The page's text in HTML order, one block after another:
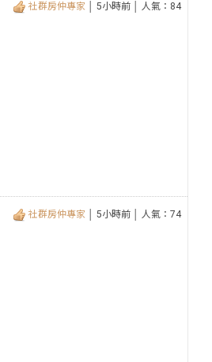
社群房仲專家 │ 5小時前 │ 人氣：84
社群房仲專家 │ 5小時前 │ 人氣：74